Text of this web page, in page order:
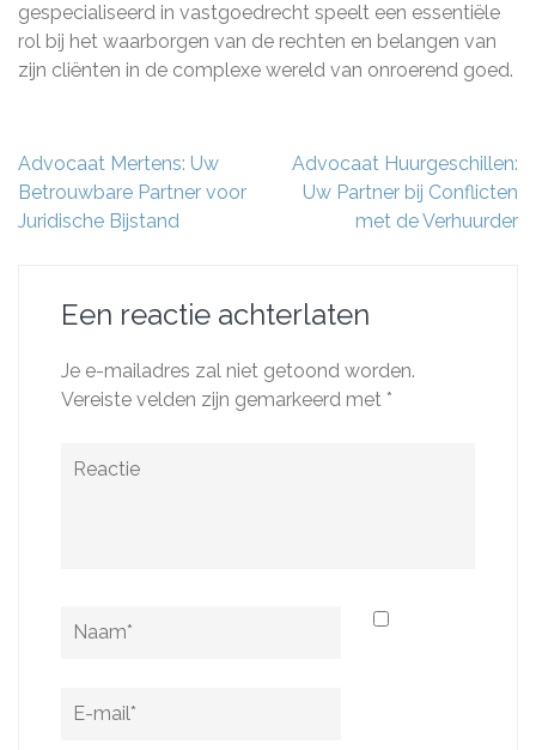
gespecialiseerd in vastgoedrecht speelt een essentiële
rol bij het waarborgen van de rechten en belangen van
zijn cliënten in de complexe wereld van onroerend goed.
Berichtnavigatie
Advocaat Mertens: Uw
Betrouwbare Partner voor
Juridische Bijstand
Advocaat Huurgeschillen:
Uw Partner bij Conflicten
met de Verhuurder
Een reactie achterlaten
Je e-mailadres zal niet getoond worden.
Vereiste velden zijn gemarkeerd met *
Reactie
Naam
E-